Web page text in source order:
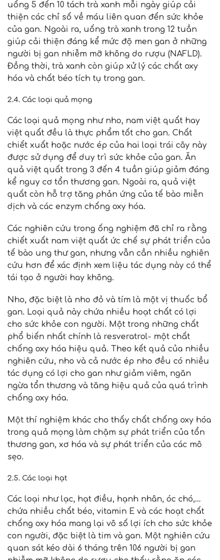
uống 5 đến 10 tách trà xanh mỗi ngày giúp cải
thiện các chỉ số về máu liên quan đến sức khỏe
của gan. Ngoài ra, uống trà xanh trong 12 tuần
giúp cải thiện đáng kể mức độ men gan ở những
người bị gan nhiễm mỡ không do rượu (NAFLD).
Đồng thời, trà xanh còn giúp xử lý các chất oxy
hóa và chất béo tích tụ trong gan.
2.4. Các loại quả mọng
Các loại quả mọng như nho, nam việt quất hay
việt quất đều là thực phẩm tốt cho gan. Chất
chiết xuất hoặc nước ép của hai loại trái cây này
được sử dụng để duy trì sức khỏe của gan. Ăn
quả việt quất trong 3 đến 4 tuần giúp giảm đáng
kể nguy cơ tổn thương gan. Ngoài ra, quả việt
quất còn hỗ trợ tăng phản ứng của tế bào miễn
dịch và các enzym chống oxy hóa.
Các nghiên cứu trong ống nghiệm đã chỉ ra rằng
chiết xuất nam việt quất ức chế sự phát triển của
tế bào ung thư gan, nhưng vẫn cần nhiều nghiên
cứu hơn để xác định xem liệu tác dụng này có thể
tái tạo ở người hay không.
Nho, đặc biệt là nho đỏ và tím là một vị thuốc bổ
gan. Loại quả này chứa nhiều hoạt chất có lợi
cho sức khỏe con người. Một trong những chất
phổ biến nhất chính là resveratrol- một chất
chống oxy hóa hiệu quả. Theo kết quả của nhiều
nghiên cứu, nho và cả nước ép nho đều có nhiều
tác dụng có lợi cho gan như giảm viêm, ngăn
ngừa tổn thương và tăng hiệu quả của quá trình
chống oxy hóa.
Một thí nghiệm khác cho thấy chất chống oxy hóa
trong quả mọng làm chậm sự phát triển của tổn
thương gan, xơ hóa và sự phát triển của các mô
sẹo.
2.5. Các loại hạt
Các loại như lạc, hạt điều, hạnh nhân, óc chó,…
chứa nhiều chất béo, vitamin E và các hoạt chất
chống oxy hóa mang lại vô số lợi ích cho sức khỏe
con người, đặc biệt là tim và gan. Một nghiên cứu
quan sát kéo dài 6 tháng trên 106 người bị gan